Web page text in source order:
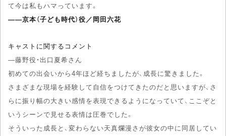
て今は私もハマっています。
――京本（子ども時代）役／岡田六花
キャストに関するコメント
―藤野役・出口夏希さん
初めての出会いから4年ほど経ちましたが、成長に驚きました。
さまざまな現場を経験して自信をつけてきたのだと思いますが、さ
らに振り幅の大きい感情を表現できるようになっていて、ここぞと
いうシーンで見せる表情は圧巻でした。
そういった成長と、変わらない天真爛漫さが彼女の中に同居してい